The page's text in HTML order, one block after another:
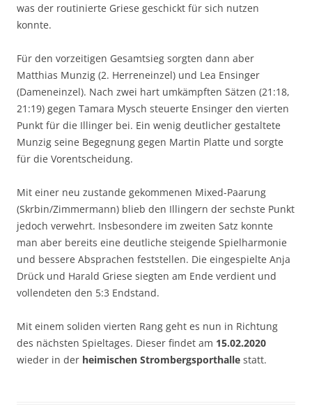
was der routinierte Griese geschickt für sich nutzen
konnte.
Für den vorzeitigen Gesamtsieg sorgten dann aber
Matthias Munzig (2. Herreneinzel) und Lea Ensinger
(Dameneinzel). Nach zwei hart umkämpften Sätzen (21:18,
21:19) gegen Tamara Mysch steuerte Ensinger den vierten
Punkt für die Illinger bei. Ein wenig deutlicher gestaltete
Munzig seine Begegnung gegen Martin Platte und sorgte
für die Vorentscheidung.
Mit einer neu zustande gekommenen Mixed-Paarung
(Skrbin/Zimmermann) blieb den Illingern der sechste Punkt
jedoch verwehrt. Insbesondere im zweiten Satz konnte
man aber bereits eine deutliche steigende Spielharmonie
und bessere Absprachen feststellen. Die eingespielte Anja
Drück und Harald Griese siegten am Ende verdient und
vollendeten den 5:3 Endstand.
Mit einem soliden vierten Rang geht es nun in Richtung
des nächsten Spieltages. Dieser findet am 15.02.2020
wieder in der heimischen Strombergsporthalle statt.